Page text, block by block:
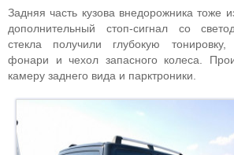
Задняя часть кузова внедорожника тоже
дополнительный стоп-сигнал со
стекла получили глубокую
фонари и чехол запасного колеса.
камеру заднего вида и парктроники.